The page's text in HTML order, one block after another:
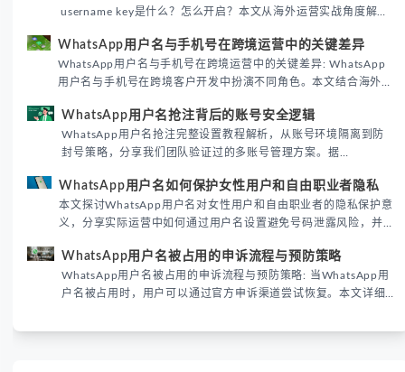
username key是什么？怎么开启？本文从海外运营实战角度解析
境团队高效触达目标客户。
WhatsApp用户名与手机号在跨境运营中的关键差异
WhatsApp用户名与手机号在跨境运营中的关键差异: WhatsApp
用户名与手机号在跨境客户开发中扮演不同角色。本文结合海外私
实际差异，帮助团队优化WhatsApp营销策略。
WhatsApp用户名抢注背后的账号安全逻辑
WhatsApp用户名抢注完整设置教程解析，从账号环境隔离到防
封号策略，分享我们团队验证过的多账号管理方案。据
定性直接影响转化率。
WhatsApp用户名如何保护女性用户和自由职业者隐私
本文探讨WhatsApp用户名对女性用户和自由职业者的隐私保护意
义，分享实际运营中如何通过用户名设置避免号码泄露风险，并提
已成为全球数字沟通的首要考量。
WhatsApp用户名被占用的申诉流程与预防策略
WhatsApp用户名被占用的申诉流程与预防策略: 当WhatsApp用
户名被占用时，用户可以通过官方申诉渠道尝试恢复。本文详细
WhatsApp账号安全。